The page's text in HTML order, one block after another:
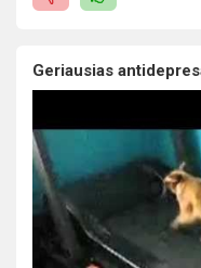
Geriausias